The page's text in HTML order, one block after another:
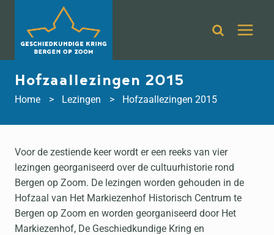
inhoud
Hofzaallezingen 2015
Home Lezingen Hofzaallezingen 2015
Voor de zestiende keer wordt er een reeks van vier
lezingen georganiseerd over de cultuurhistorie rond
Bergen op Zoom. De lezingen worden gehouden in de
Hofzaal van Het Markiezenhof Historisch Centrum te
Bergen op Zoom en worden georganiseerd door Het
Markiezenhof, De Geschiedkundige Kring en